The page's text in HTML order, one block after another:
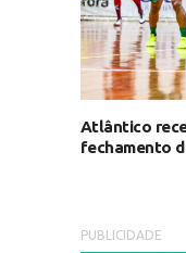
Atlântico
fechamento
PUBLICIDADE